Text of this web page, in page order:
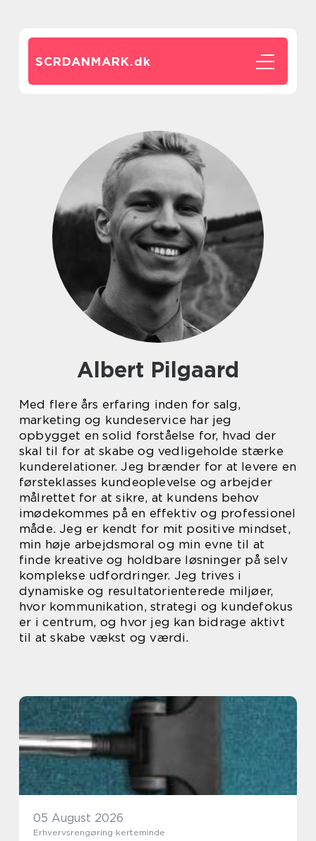
SCRDANMARK.dk
Albert Pilgaard
Med flere års erfaring inden for salg,
marketing og kundeservice har jeg
opbygget en solid forståelse for, hvad der
skal til for at skabe og vedligeholde stærke
kunderelationer. Jeg brænder for at levere en
førsteklasses kundeoplevelse og arbejder
målrettet for at sikre, at kundens behov
imødekommes på en effektiv og professionel
måde. Jeg er kendt for mit positive mindset,
min høje arbejdsmoral og min evne til at
finde kreative og holdbare løsninger på selv
komplekse udfordringer. Jeg trives i
dynamiske og resultatorienterede miljøer,
hvor kommunikation, strategi og kundefokus
er i centrum, og hvor jeg kan bidrage aktivt
til at skabe vækst og værdi.
05 August 2026
Erhvervsrengøring kerteminde